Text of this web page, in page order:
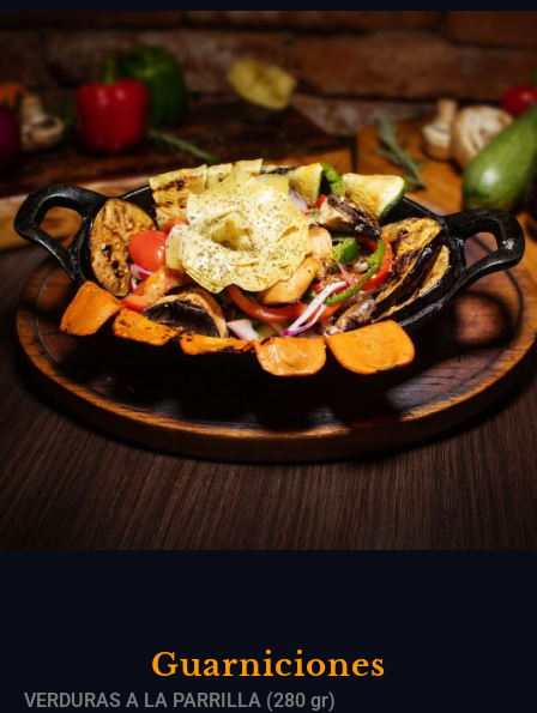
Guarniciones
VERDURAS A LA PARRILLA (280 gr)